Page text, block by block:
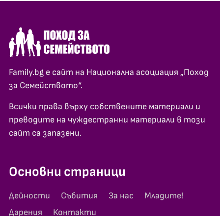
Family.bg е сайт на Национална асоциация „Поход
за Семейството“.
Всички права върху собствените материали и
преводите на чуждестранни материали в този
сайт са запазени.
Основни страници
Дейности Събития За нас
Младите!
Дарения
Контакти